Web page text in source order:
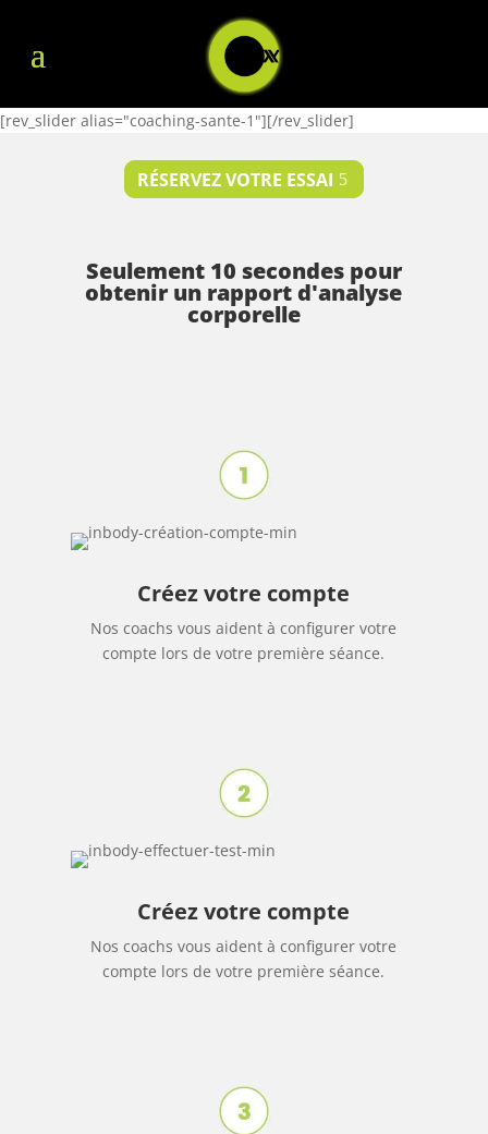
[rev_slider alias="coaching-sante-1"][/rev_slider]
RÉSERVEZ VOTRE ESSAI
Seulement 10 secondes pour
obtenir un rapport d'analyse
corporelle
Créez votre compte
Nos coachs vous aident à configurer votre
compte lors de votre première séance.
Créez votre compte
Nos coachs vous aident à configurer votre
compte lors de votre première séance.